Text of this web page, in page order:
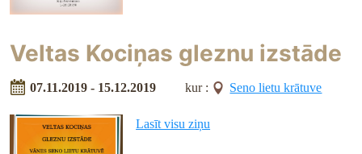
Veltas Kociņas gleznu izstāde
07.11.2019 - 15.12.2019 kur : Seno lietu krātuve
Lasīt visu ziņu